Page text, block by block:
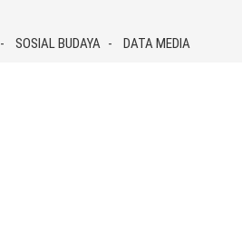
SOSIAL BUDAYA DATA MEDIA